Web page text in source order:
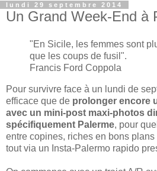
lundi 29 septembre 2014
Un Grand Week-End à
"En Sicile, les femmes sont
que les coups de fusil".
Francis Ford Coppola
Pour survivre face à un lundi de
efficace que de prolonger encore
avec un mini-post maxi-photos
spécifiquement Palerme, pour
entre copines, riches en bons
tout via un Insta-Palermo rapido